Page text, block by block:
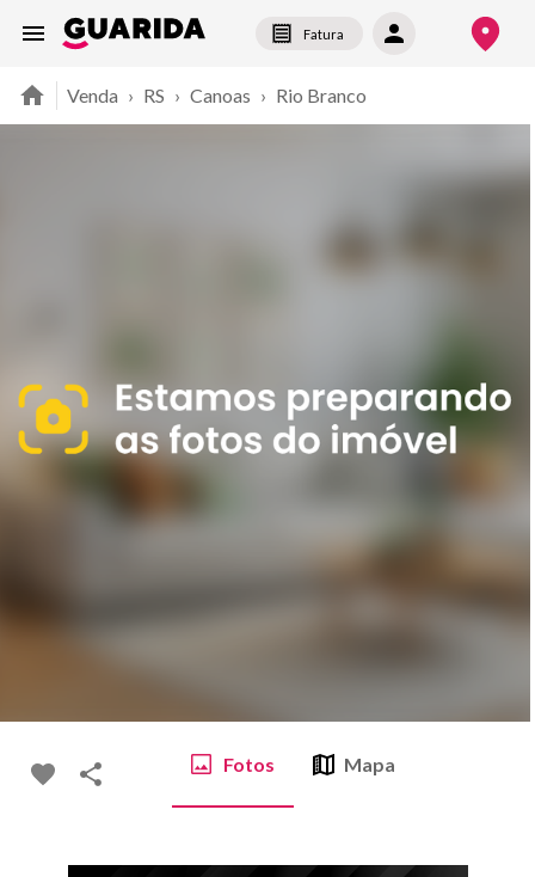
Fatura
Venda › RS › Canoas › Rio Branco
Fotos Mapa